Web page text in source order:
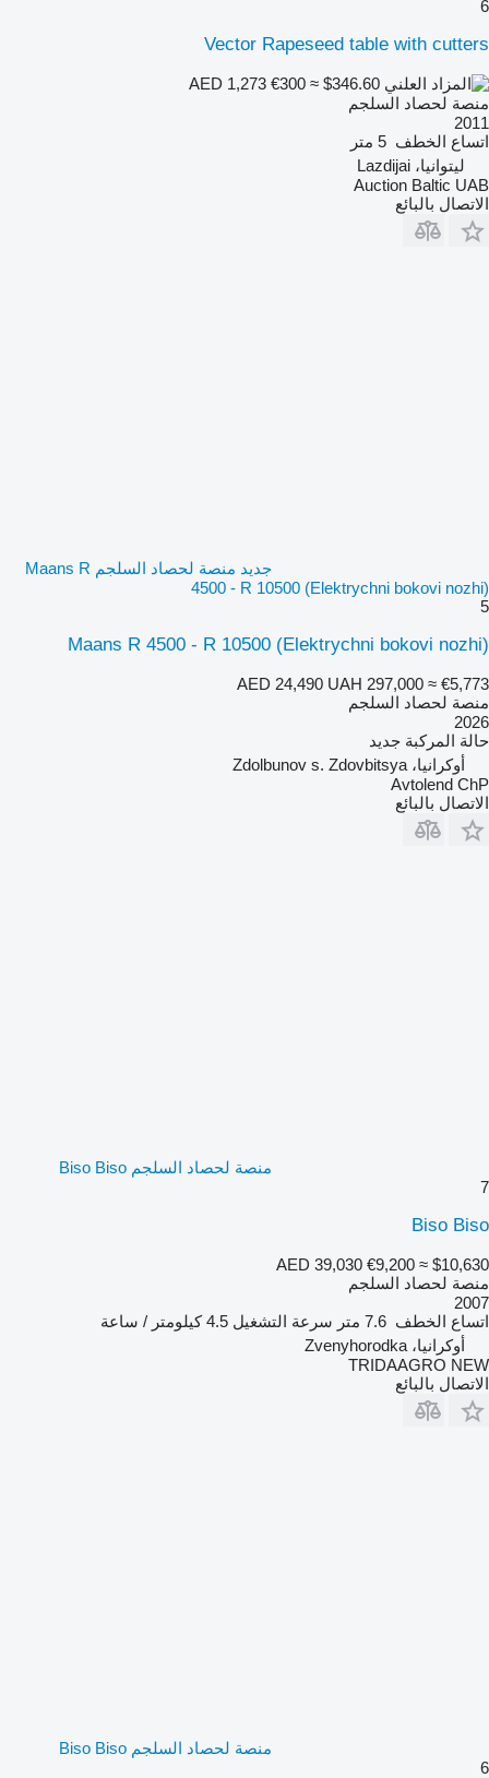
6
Vector Rapeseed table with cutters
€300 ≈ $346.60
منصة لحصاد السلجم
2011
اتساع الخطف 5 متر
ليتوانيا، Lazdijai
Auction Baltic UAB
الاتصال بالبائع
جديد منصة لحصاد السلجم Maans R
4500 - R 10500 (Elektrychni bokovi nozhi)
5
Maans R 4500 - R 10500 (Elektrychni bokovi nozhi)
AED 24,490 UAH 297,000 ≈ €5,773
منصة لحصاد السلجم
2026
حالة المركبة جديد
أوكرانيا، Zdolbunov s. Zdovbitsya
Avtolend ChP
الاتصال بالبائع
منصة لحصاد السلجم Biso Biso
7
Biso Biso
AED 39,030 €9,200 ≈ $10,630
منصة لحصاد السلجم
2007
اتساع الخطف 7.6 متر سرعة التشغيل 4.5 كيلومتر / ساعة
أوكرانيا، Zvenyhorodka
TRIDAAGRO NEW
الاتصال بالبائع
منصة لحصاد السلجم Biso Biso
6